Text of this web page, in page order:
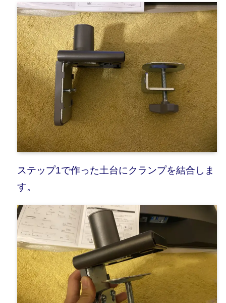
ステップ1で作った土台にクランプを結合しま
す。